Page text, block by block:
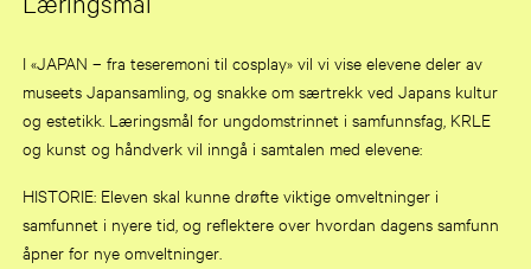
I «JAPAN – fra teseremoni til cosplay» vil vi vise elevene deler av
museets Japansamling, og snakke om særtrekk ved Japans kultur
og estetikk. Læringsmål for ungdomstrinnet i samfunnsfag, KRLE
og kunst og håndverk vil inngå i samtalen med elevene:​
HISTORIE: Eleven skal kunne drøfte viktige omveltninger i
samfunnet i nyere tid, og reflektere over hvordan dagens samfunn
åpner for nye omveltninger.